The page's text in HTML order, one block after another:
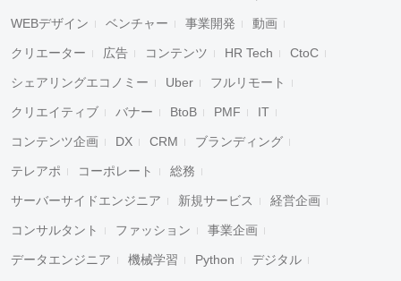
WEBデザイン ベンチャー 事業開発 動画
クリエーター 広告 コンテンツ HR Tech CtoC
シェアリングエコノミー Uber フルリモート
クリエイティブ バナー BtoB PMF IT
コンテンツ企画 DX CRM ブランディング
テレアポ コーポレート 総務
サーバーサイドエンジニア 新規サービス 経営企画
コンサルタント ファッション 事業企画
データエンジニア 機械学習 Python デジタル